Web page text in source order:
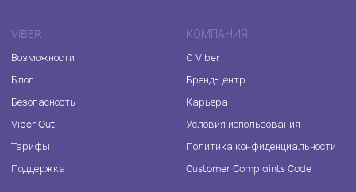
VIBER
Возможности
Блог
Безопасность
Viber Out
Тарифы
Поддержка
КОМПАНИЯ
О Viber
Бренд-центр
Карьера
Условия использования
Политика конфиденциальности
Customer Complaints Code